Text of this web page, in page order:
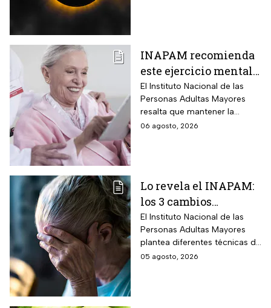
INAPAM recomienda
este ejercicio mental
para adultos mayores
5 veces a la semana
durante 3 meses para
mejorar la atención
El Instituto Nacional de las
Personas Adultas Mayores
resalta que mantener la
disciplina es la clave para
06 agosto, 2026
Lo revela el INAPAM:
los 3 cambios
silenciosos que sufre
tu cerebro de forma
natural al envejecer
El Instituto Nacional de las
Personas Adultas Mayores
plantea diferentes técnicas de
estimulación mental para
05 agosto, 2026